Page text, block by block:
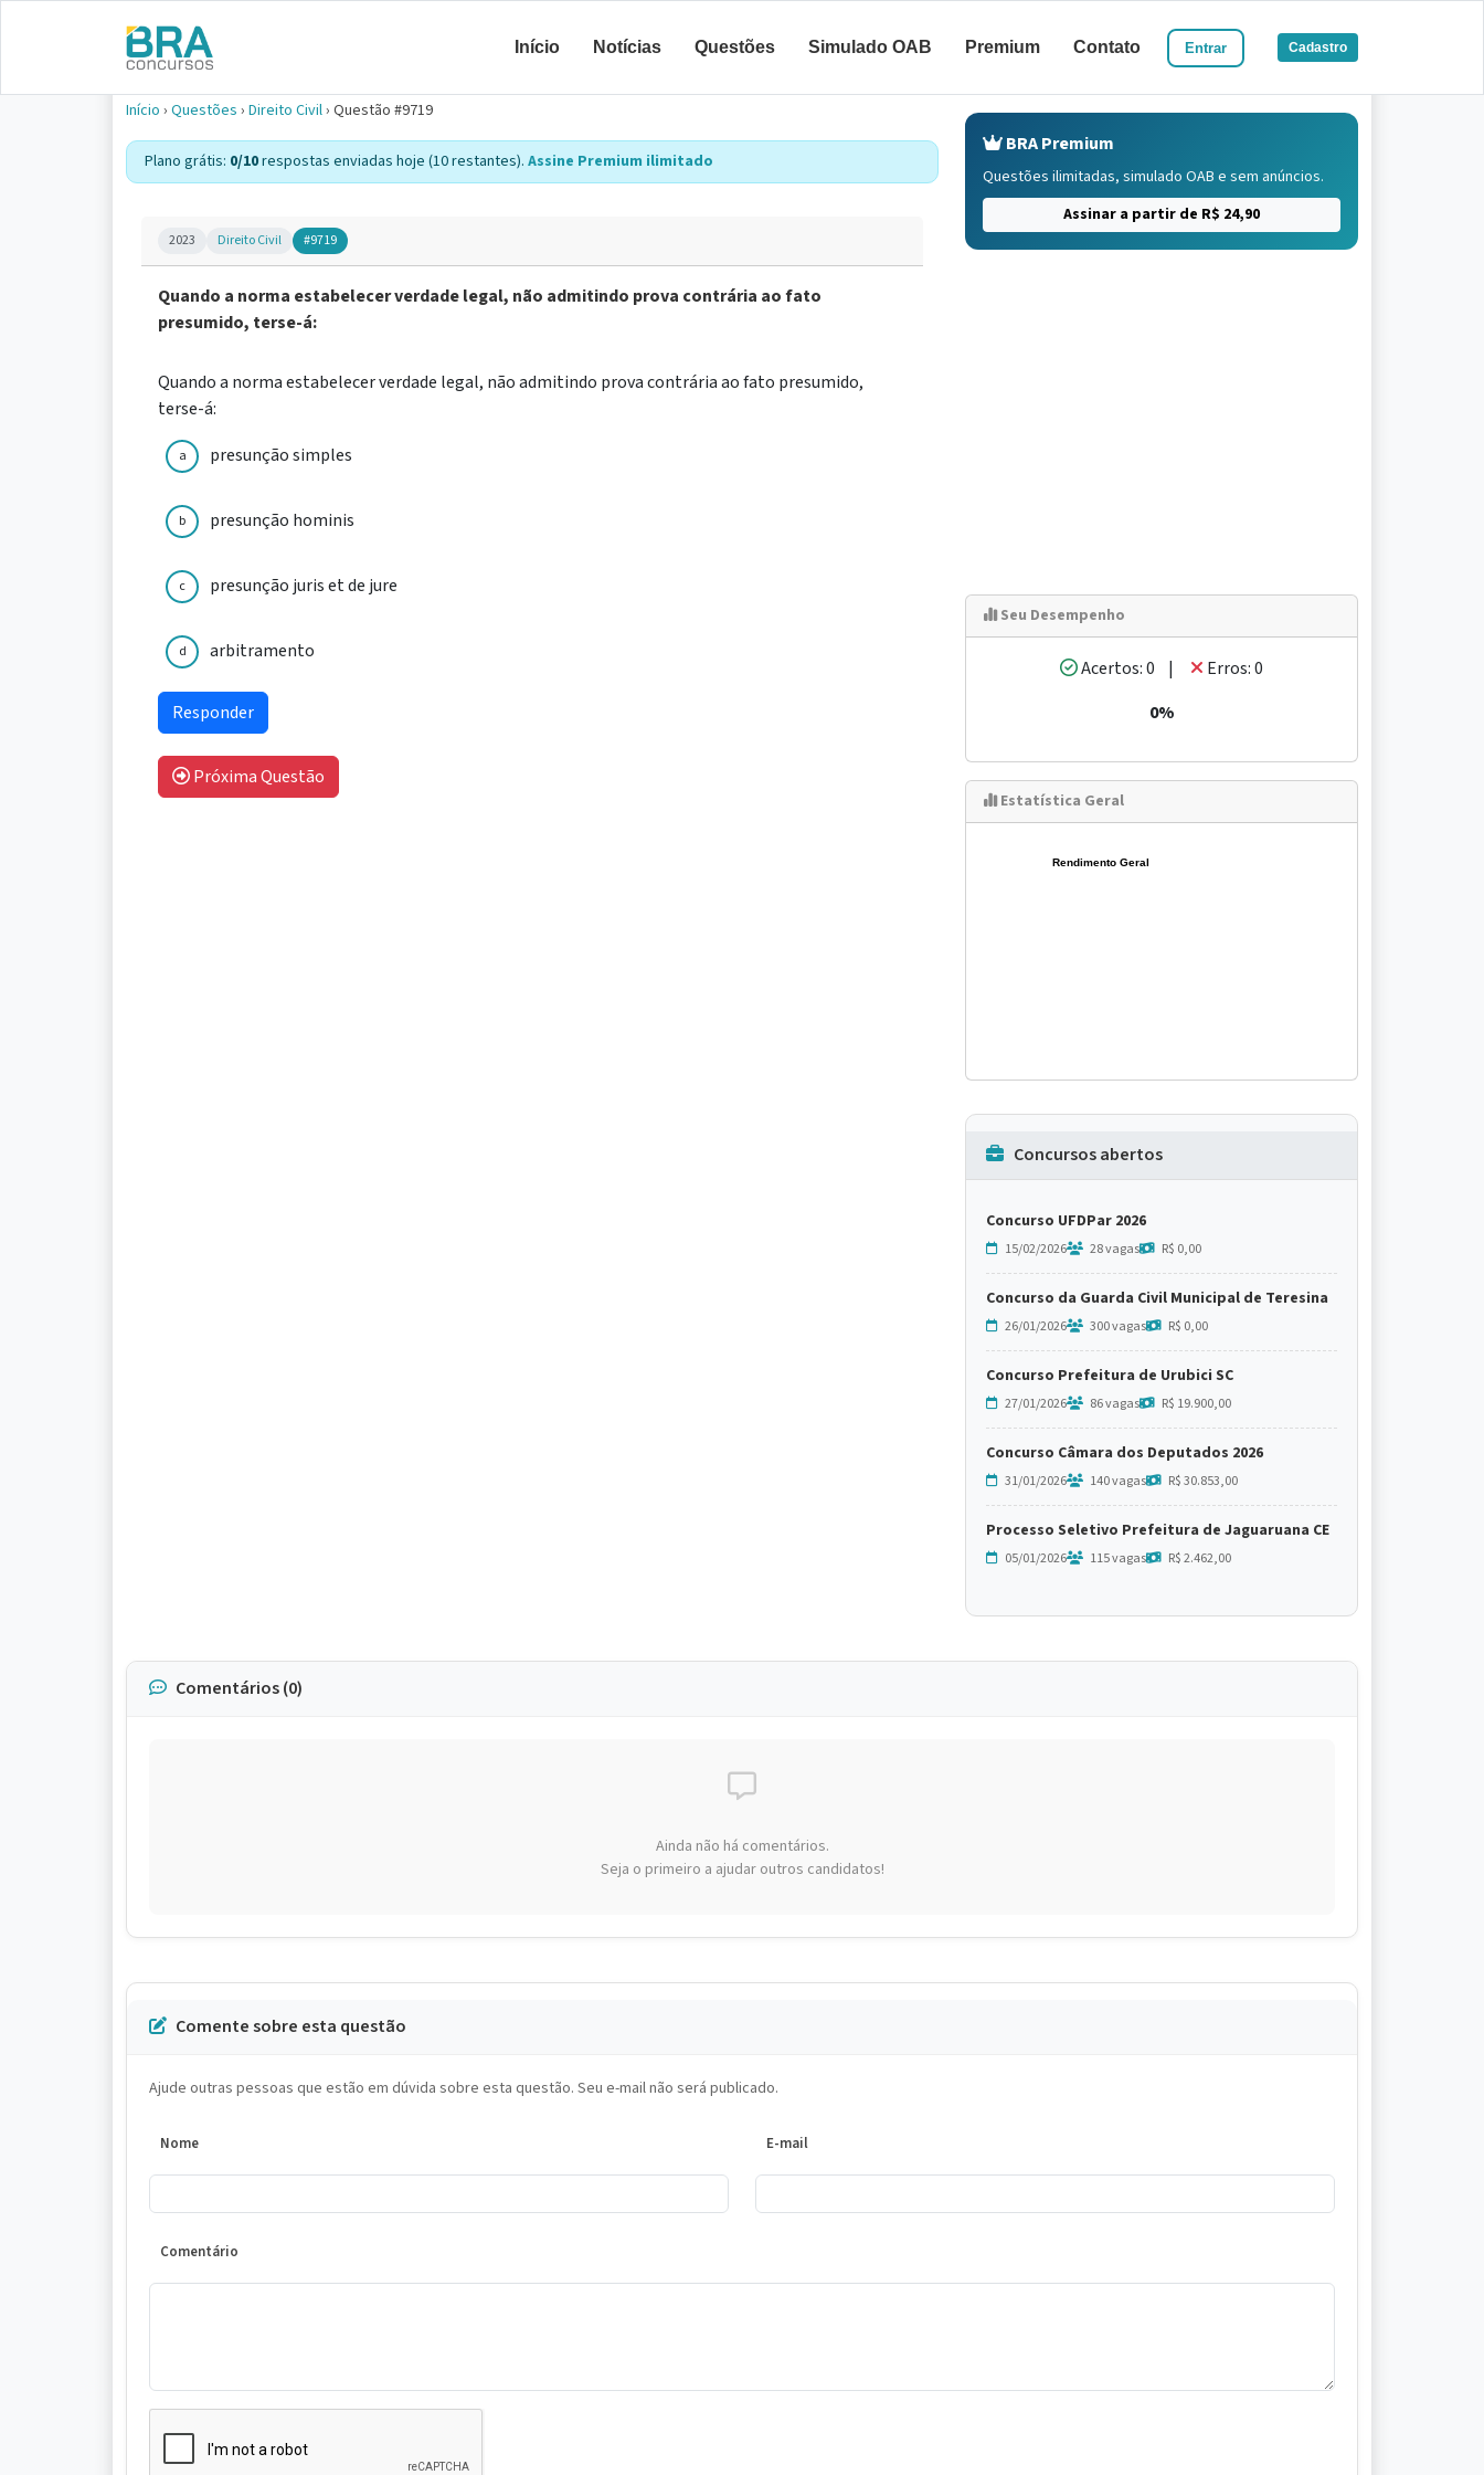
Início Notícias Questões Simulado OAB Premium Contato Entrar Cadastro
Início › Questões › Direito Civil› Questão #9719
Plano grátis: 0/10respostas enviadas hoje (10 restantes). Assine Premium ilimitado
2023 Direito Civil #9719
Quando a norma estabelecer verdade legal, não admitindo prova contrária ao fato
presumido, terse-á:
Quando a norma estabelecer verdade legal, não admitindo prova contrária ao fato presumido,
terse-á:
a presunção simples
b presunção hominis
c presunção juris et de jure
d arbitramento
Próxima Questão
BRA Premium
Questões ilimitadas, simulado OAB e sem anúncios.
Assinar a partir de R$ 24,90
Seu Desempenho
Acertos: 0 |
Erros: 0
0%
Estatística Geral
Rendimento Geral
Concursos abertos
Concurso UFDPar 2026
15/02/2026 28 vagas R$ 0,00
Concurso da Guarda Civil Municipal de Teresina
26/01/2026 300 vagas R$ 0,00
Concurso Prefeitura de Urubici SC
27/01/2026 86 vagas R$ 19.900,00
Concurso Câmara dos Deputados 2026
31/01/2026 140 vagas R$ 30.853,00
Processo Seletivo Prefeitura de Jaguaruana CE
05/01/2026 115 vagas R$ 2.462,00
Comentários (0)
Ainda não há comentários.
Seja o primeiro a ajudar outros candidatos!
Comente sobre esta questão
Ajude outras pessoas que estão em dúvida sobre esta questão. Seu e-mail não será publicado.
Nome E-mail
Comentário